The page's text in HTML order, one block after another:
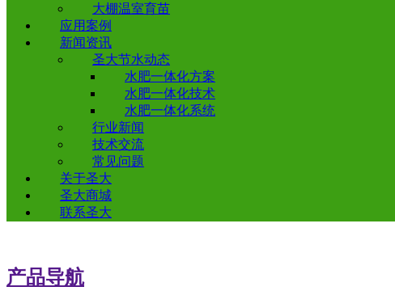
大棚温室育苗
应用案例
新闻资讯
圣大节水动态
水肥一体化方案
水肥一体化技术
水肥一体化系统
行业新闻
技术交流
常见问题
关于圣大
圣大商城
联系圣大
产品导航